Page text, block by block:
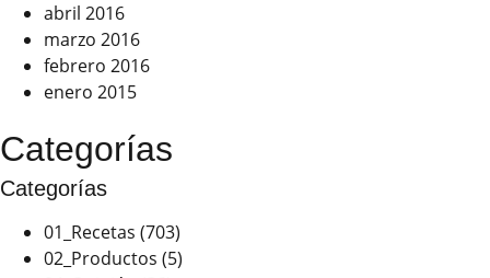
abril 2016
marzo 2016
febrero 2016
enero 2015
Categorías
Categorías
01_Recetas (703)
02_Productos (5)